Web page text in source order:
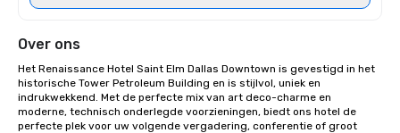
Over ons
Het Renaissance Hotel Saint Elm Dallas Downtown is gevestigd in het
historische Tower Petroleum Building en is stijlvol, uniek en
indrukwekkend. Met de perfecte mix van art deco-charme en
moderne, technisch onderlegde voorzieningen, biedt ons hotel de
perfecte plek voor uw volgende vergadering, conferentie of groot